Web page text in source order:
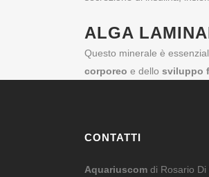
ALGA
Questo minerale è
corporeo e dello sviluppo
CONTATTI
Aquariuscom di Rosario Di